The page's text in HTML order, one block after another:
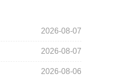
2026-08-07
2026-08-07
2026-08-06